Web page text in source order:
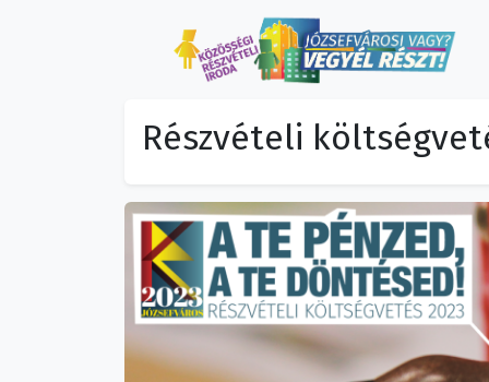
Részvételi